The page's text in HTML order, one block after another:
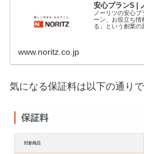
安心プランS |
ノーリツの安心
ーン、お役立ち情
る」という創業の
www.noritz.co.jp
気になる保証料は以下の通りで